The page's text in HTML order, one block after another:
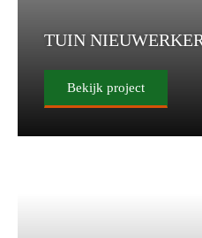
TUIN
Bekijk project